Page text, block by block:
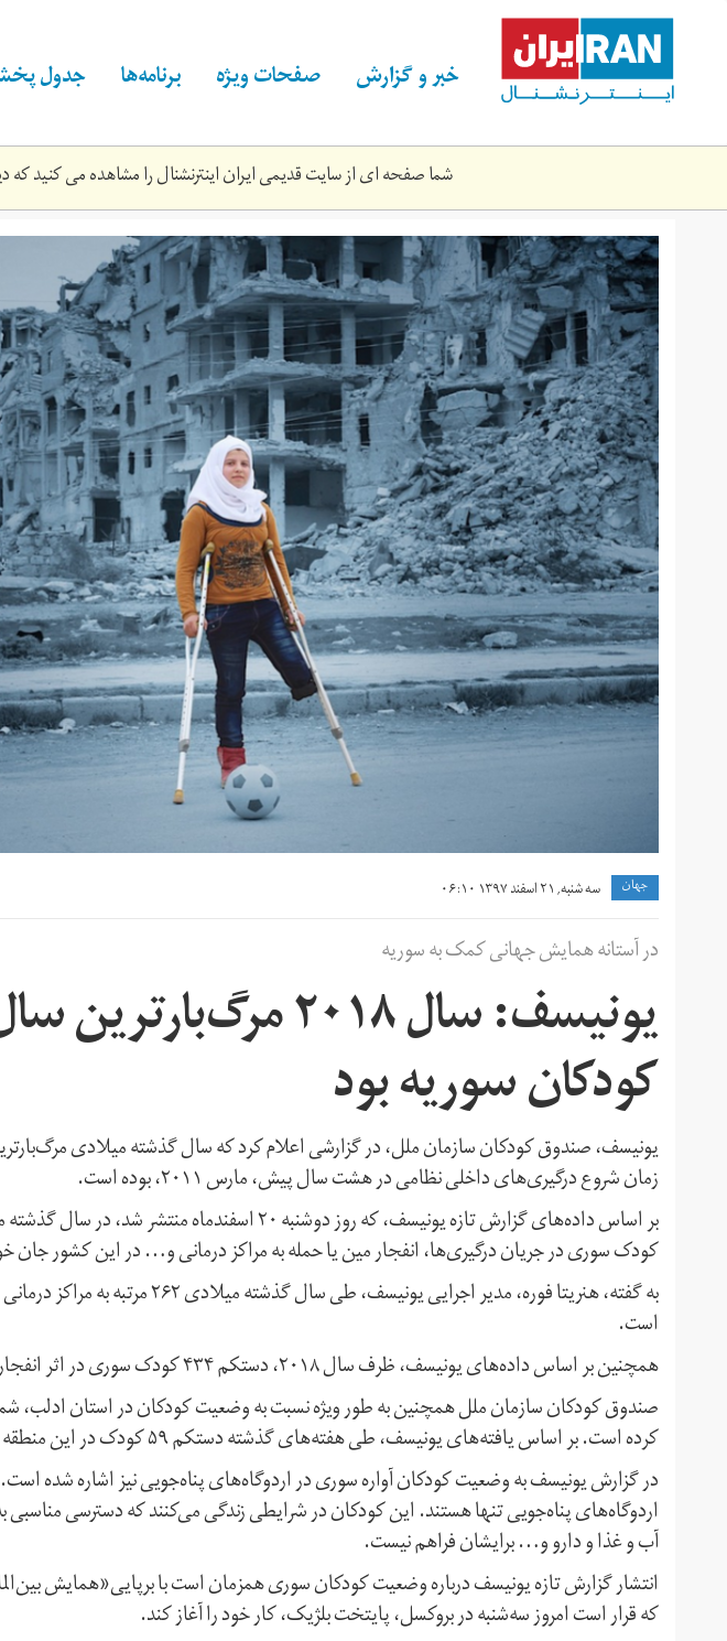
content خبر و گزارش صفحات ویژه برنامه‌ها جدول
شما صفحه ای از سایت قدیمی ایران اینترنشنال را مشاهده می کنید
جنگ
سوریه
جهان سه شنبه, ۲۱ اسفند ۱۳۹۷ ۰۶:۱۰
در آستانه همایش جهانی کمک به سوریه
یونیسف: سال ۲۰۱۸
کودکان سوریه بود
یونیسف، صندوق کودکان سازمان ملل، در گزارشی اعلام کرد که سال گذشته میلادی
زمان شروع درگیری‌های داخلی نظامی در هشت سال پیش، مارس ۲۰۱۱، بوده است.
کودک سوری در جریان درگیری‌ها، انفجار مین یا حمله به مراکز درمانی و… در این کشور جان
به گفته، هنریتا فوره، مدیر اجرایی یونیسف،
است.
همچنین بر اساس داده‌های یونیسف، ظرف سال ۲۰۱۸، دستکم ۴۳۴ کودک سوری در اثر انفجار مین کشته شده‌اند.
صندوق کودکان سازمان ملل همچنین به طور ویژه نسبت به وضعیت کودکان در استان ادلب،
کرده است. بر اساس یافته‌های یونیسف، طی هفته‌های گذشته دستکم ۵۹ کودک در این منطقه کشته شده‌اند.
در گزارش یونیسف به وضعیت کودکان آواره سوری در اردوگاه‌های پناه‌جویی نیز اشاره شده
اردوگاه‌های پناه‌جویی تنها هستند. این کودکان در شرایطی زندگی می‌کنند که دسترسی
آب و غذا و دارو و… برایشان فراهم نیست.
انتشار گزارش تازه یونیسف درباره وضعیت کودکان سوری همزمان است با برپایی«همایش
که قرار است امروز سه‌شنبه در بروکسل، پایتخت بلژیک، کار خود را آغاز کند.